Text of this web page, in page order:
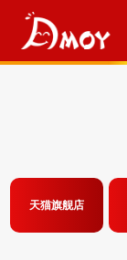
天猫旗舰店